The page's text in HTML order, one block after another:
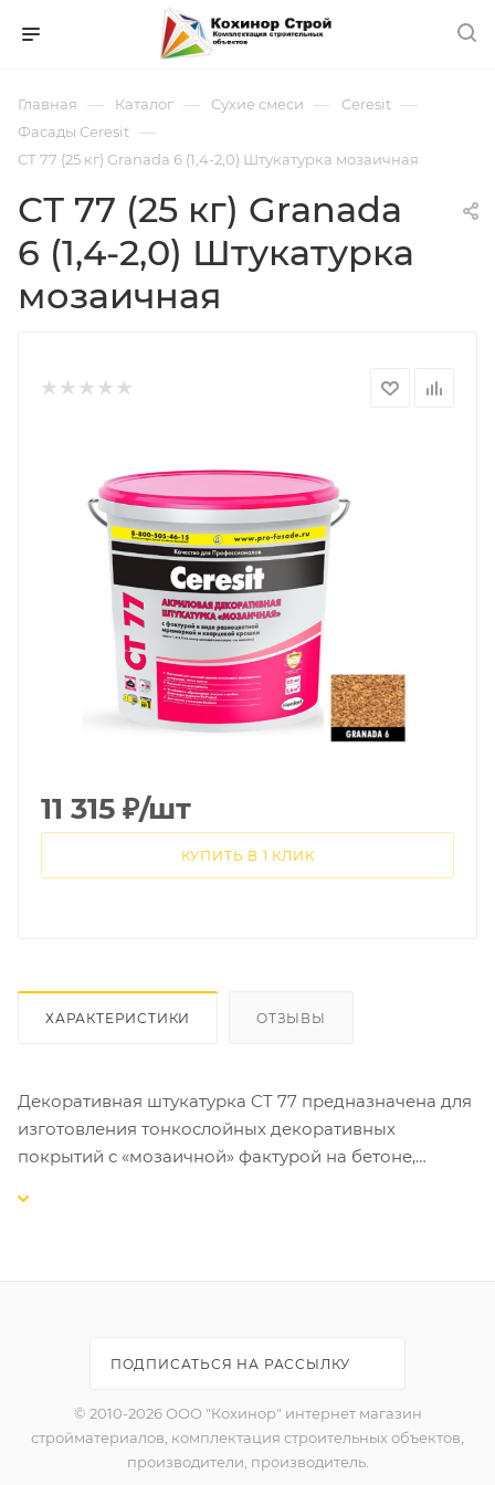
Главная — Каталог — Сухие смеси — Ceresit —
Фасады Ceresit —
СТ 77 (25 кг) Granada 6 (1,4-2,0) Штукатурка мозаичная
СТ 77 (25 кг) Granada
6 (1,4-2,0) Штукатурка
мозаичная
11 315 ₽/шт
КУПИТЬ В 1 КЛИК
ХАРАКТЕРИСТИКИ ОТЗЫВЫ
Декоративная штукатурка CT 77 предназначена для
изготовления тонкослойных декоративных
покрытий с «мозаичной» фактурой на бетоне,
-устойчива к истиранию и загрязнению;
-атмосферо- и морозостойкая;
-пригодна для внутренних и наружных работ;
-экологически безопасна.
ПОДПИСАТЬСЯ НА РАССЫЛКУ
© 2010-2026 ООО "Кохинор" интернет магазин
стройматериалов, комплектация строительных объектов,
производители, производитель.